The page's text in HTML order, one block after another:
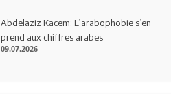
Abdelaziz Kacem: L’arabophobie s’en
prend aux chiffres arabes
09.07.2026